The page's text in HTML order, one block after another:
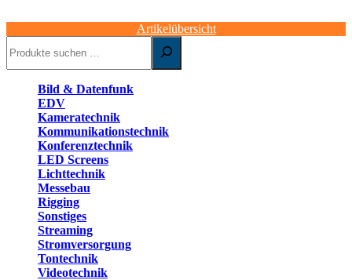
Artikelübersicht
Bild & Datenfunk
EDV
Kameratechnik
Kommunikationstechnik
Konferenztechnik
LED Screens
Lichttechnik
Messebau
Rigging
Sonstiges
Streaming
Stromversorgung
Tontechnik
Videotechnik